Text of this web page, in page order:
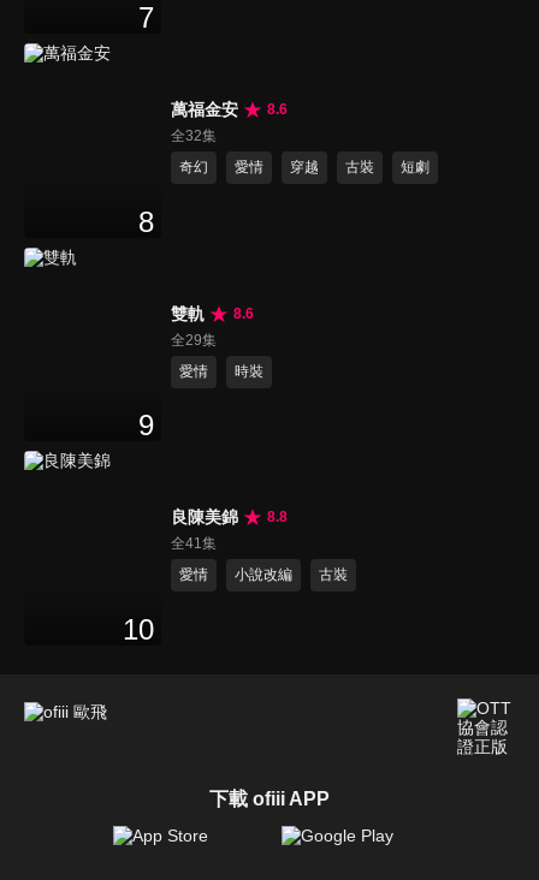
7
8
萬福金安
8.6
全32集
奇幻
愛情 穿越 古裝 短劇
9
雙軌
8.6
全29集
愛情
時裝
10
良陳美錦
8.8
全41集
愛情
小說改編 古裝
下載 ofiii APP